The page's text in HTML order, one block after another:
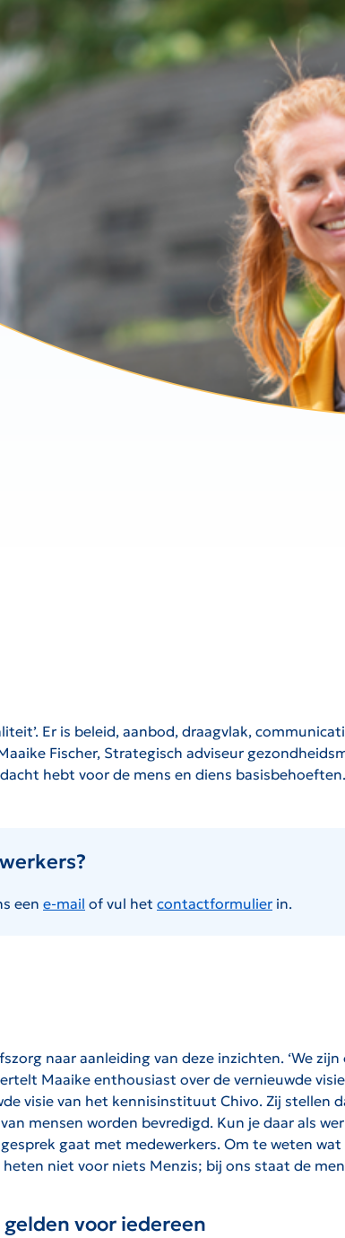
Er is beleid, aanbod, draagvlak,
Fischer, Strategisch adviseur
hebt voor de mens en diens
een e-mail of vul het contactformulier in.
naar aanleiding van deze inzichten. ‘We
Maaike enthousiast over de vernieuwde
visie van het kennisinstituut Chivo. Zij stellen
mensen worden bevredigd. Kun je daar als
gaat met medewerkers. Om te weten
niet voor niets Menzis; bij ons staat de
voor iedereen